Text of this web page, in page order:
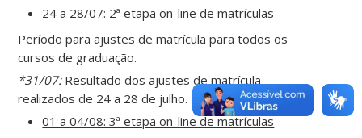
24 a 28/07: 2ª etapa on-line de matrículas
Período para ajustes de matrícula para todos os
cursos de graduação.
*31/07:Resultado dos ajustes de matrícula
realizados de 24 a 28 de julho.
01 a 04/08: 3ª etapa on-line de matrículas